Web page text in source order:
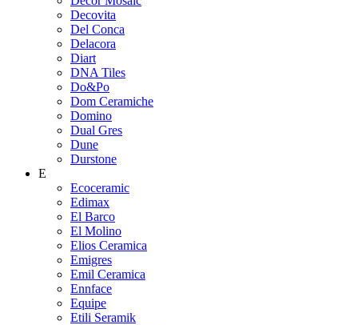
Decovita
Del Conca
Delacora
Diart
DNA Tiles
Do&Po
Dom Ceramiche
Domino
Dual Gres
Dune
Durstone
E
Ecoceramic
Edimax
El Barco
El Molino
Elios Ceramica
Emigres
Emil Ceramica
Ennface
Equipe
Etili Seramik